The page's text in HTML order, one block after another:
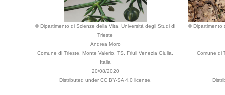
© Dipartimento di Scienze della Vita, Università degli Studi di
Trieste
Andrea Moro
Comune di Trieste, Monte Valerio, TS, Friuli Venezia Giulia,
Italia
20/08/2020
Distributed under CC BY-SA 4.0 license.
© Dipartimento
Comune di